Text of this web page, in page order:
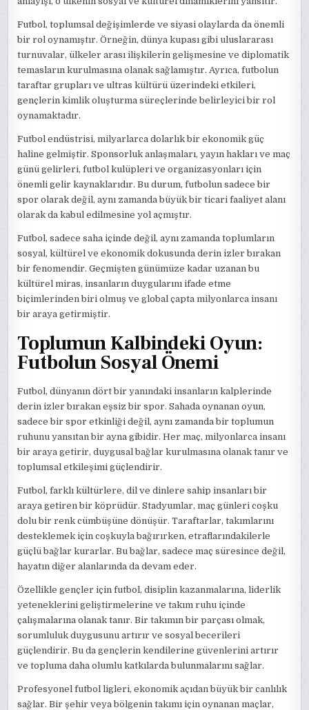
Futbol, toplumsal değişimlerde ve siyasi olaylarda da önemli
bir rol oynamıştır. Örneğin, dünya kupası gibi uluslararası
turnuvalar, ülkeler arası ilişkilerin gelişmesine ve diplomatik
temasların kurulmasına olanak sağlamıştır. Ayrıca, futbolun
taraftar grupları ve ultras kültürü üzerindeki etkileri,
gençlerin kimlik oluşturma süreçlerinde belirleyici bir rol
oynamaktadır.
Futbol endüstrisi, milyarlarca dolarlık bir ekonomik güç
haline gelmiştir. Sponsorluk anlaşmaları, yayın hakları ve maç
günü gelirleri, futbol kulüpleri ve organizasyonları için
önemli gelir kaynaklarıdır. Bu durum, futbolun sadece bir
spor olarak değil, aynı zamanda büyük bir ticari faaliyet alanı
olarak da kabul edilmesine yol açmıştır.
Futbol, sadece saha içinde değil, aynı zamanda toplumların
sosyal, kültürel ve ekonomik dokusunda derin izler bırakan
bir fenomendir. Geçmişten günümüze kadar uzanan bu
kültürel miras, insanların duygularını ifade etme
biçimlerinden biri olmuş ve global çapta milyonlarca insanı
bir araya getirmiştir.
Toplumun Kalbindeki Oyun:
Futbolun Sosyal Önemi
Futbol, dünyanın dört bir yanındaki insanların kalplerinde
derin izler bırakan eşsiz bir spor. Sahada oynanan oyun,
sadece bir spor etkinliği değil, aynı zamanda bir toplumun
ruhunu yansıtan bir ayna gibidir. Her maç, milyonlarca insanı
bir araya getirir, duygusal bağlar kurulmasına olanak tanır ve
toplumsal etkileşimi güçlendirir.
Futbol, farklı kültürlere, dil ve dinlere sahip insanları bir
araya getiren bir köprüdür. Stadyumlar, maç günleri coşku
dolu bir renk cümbüşüne dönüşür. Taraftarlar, takımlarını
desteklemek için coşkuyla bağırırken, etraflarındakilerle
güçlü bağlar kurarlar. Bu bağlar, sadece maç süresince değil,
hayatın diğer alanlarında da devam eder.
Özellikle gençler için futbol, disiplin kazanmalarına, liderlik
yeteneklerini geliştirmelerine ve takım ruhu içinde
çalışmalarına olanak tanır. Bir takımın bir parçası olmak,
sorumluluk duygusunu artırır ve sosyal becerileri
güçlendirir. Bu da gençlerin kendilerine güvenlerini artırır
ve topluma daha olumlu katkılarda bulunmalarını sağlar.
Profesyonel futbol ligleri, ekonomik açıdan büyük bir canlılık
sağlar. Bir şehir veya bölgenin takımı için oynanan maçlar,